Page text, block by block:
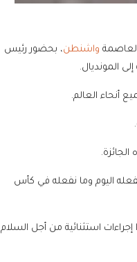
واشنطن، بحضور رئيس
المونديال.
العالم.
اليوم وما نفعله في كأس
استثنائية من أجل السلام